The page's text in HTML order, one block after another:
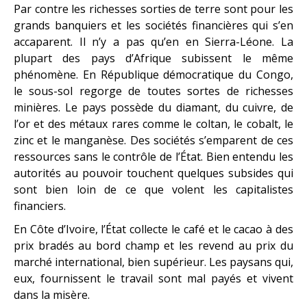
Par contre les richesses sorties de terre sont pour les
grands banquiers et les sociétés financières qui s’en
accaparent. Il n’y a pas qu’en en Sierra-Léone. La
plupart des pays d’Afrique subissent le même
phénomène. En République démocratique du Congo,
le sous-sol regorge de toutes sortes de richesses
minières. Le pays possède du diamant, du cuivre, de
l’or et des métaux rares comme le coltan, le cobalt, le
zinc et le manganèse. Des sociétés s’emparent de ces
ressources sans le contrôle de l’État. Bien entendu les
autorités au pouvoir touchent quelques subsides qui
sont bien loin de ce que volent les capitalistes
financiers.
En Côte d’Ivoire, l’État collecte le café et le cacao à des
prix bradés au bord champ et les revend au prix du
marché international, bien supérieur. Les paysans qui,
eux, fournissent le travail sont mal payés et vivent
dans la misère.